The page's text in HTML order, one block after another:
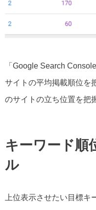
「Google Search
サイトの平均掲載順位を
のサイトの立ち位置を把
キーワード順
ル
上位表示させたい目標